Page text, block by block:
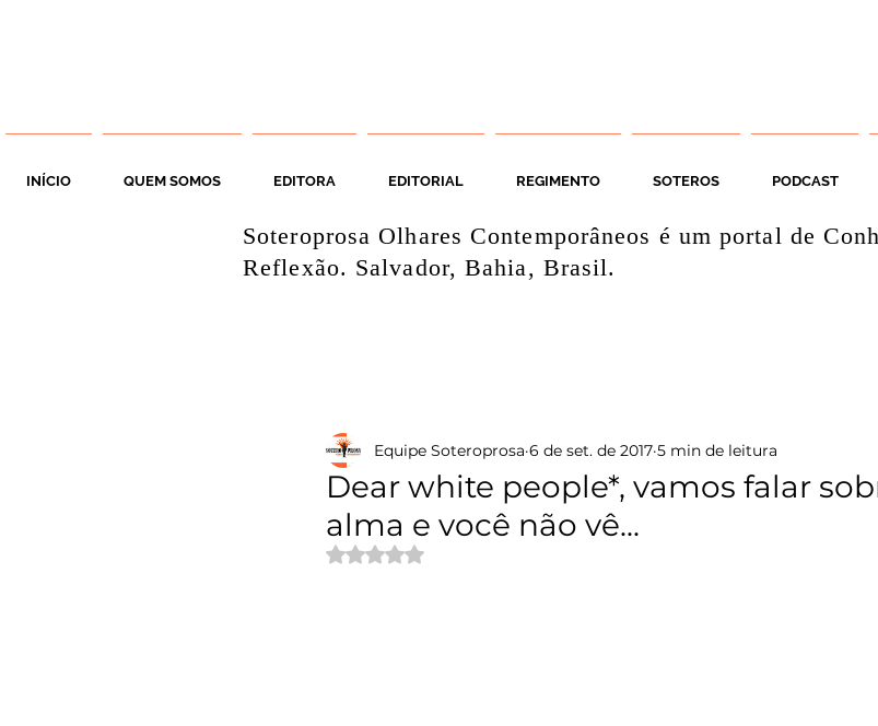
INÍCIO QUEM SOMOS EDITORA EDITORIAL REGIMENTO SOTEROS PODCAST
Soteroprosa Olhares Contemporâneos é um portal de
Reflexão. Salvador, Bahia, Brasil.
Dear white people*, vamos falar
alma e você não vê...
Equipe Soteroprosa 6 de set. de 2017 5 min de leitura
Avaliado com NaN de 5 estrelas.